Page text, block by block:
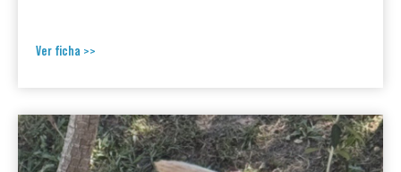
Ver ficha >>